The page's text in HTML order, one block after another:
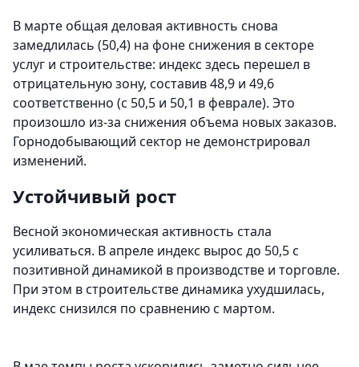
В марте общая деловая активность снова
замедлилась (50,4) на фоне снижения в секторе
услуг и строительстве: индекс здесь перешел в
отрицательную зону, составив 48,9 и 49,6
соответственно (с 50,5 и 50,1 в феврале). Это
произошло из-за снижения объема новых заказов.
Горнодобывающий сектор не демонстрировал
изменений.
Устойчивый рост
Весной экономическая активность стала
усиливаться. В апреле индекс вырос до 50,5 с
позитивной динамикой в производстве и торговле.
При этом в строительстве динамика ухудшилась,
индекс снизился по сравнению с мартом.